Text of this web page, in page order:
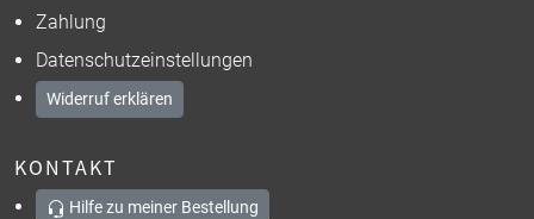
Zahlung
Datenschutzeinstellungen
Widerruf erklären
KONTAKT
Hilfe zu meiner Bestellung